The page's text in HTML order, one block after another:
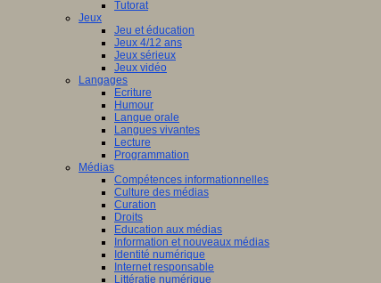
Tutorat
Jeux
Jeu et éducation
Jeux 4/12 ans
Jeux sérieux
Jeux vidéo
Langages
Ecriture
Humour
Langue orale
Langues vivantes
Lecture
Programmation
Médias
Compétences informationnelles
Culture des médias
Curation
Droits
Education aux médias
Information et nouveaux médias
Identité numérique
Internet responsable
Littératie numérique